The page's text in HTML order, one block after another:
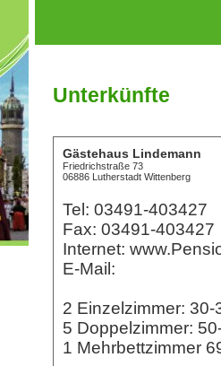
Unterkünfte
Gästehaus Lindemann
Friedrichstraße 73
06886 Lutherstadt Wittenberg
Tel: 03491-403427
Fax: 03491-403427
Internet:
E-Mail:
2 Einzelzimmer: 30-
5 Doppelzimmer:
1 Mehrbettzimmer